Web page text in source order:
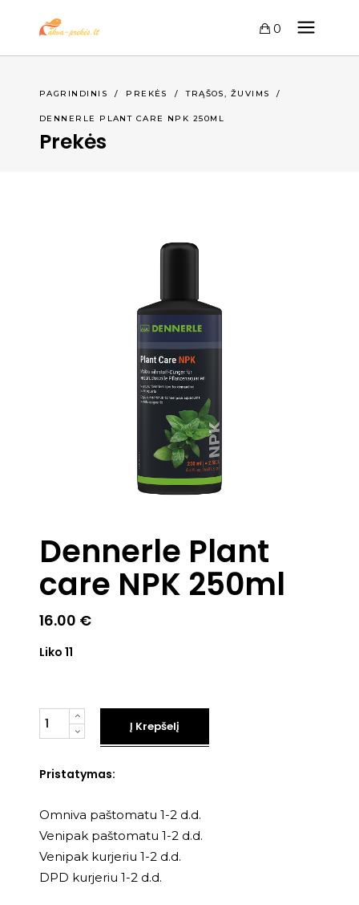
0
PAGRINDINIS / PREKĖS /TRĄŠOS, ŽUVIMS /
DENNERLE PLANT CARE NPK 250ML
Prekės
Dennerle Plant
care NPK 250ml
16.00 €
Liko 11
Kiekis
Į Krepšelį
Pristatymas:
Omniva paštomatu 1-2 d.d.
Venipak paštomatu 1-2 d.d.
Venipak kurjeriu 1-2 d.d.
DPD kurjeriu 1-2 d.d.